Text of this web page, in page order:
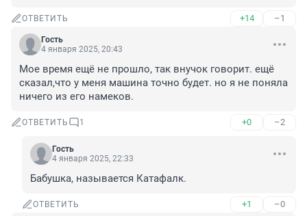
ОТВЕТИТЬ +14 –1
Гость
4 января 2025, 20:43
Мое время ещё не прошло, так внучок говорит. ещё
сказал,что у меня машина точно будет. но я не поняла
ничего из его намеков.
ОТВЕТИТЬ 1 +0 –2
Гость
4 января 2025, 22:33
Бабушка, называется Катафалк.
ОТВЕТИТЬ +1 –0